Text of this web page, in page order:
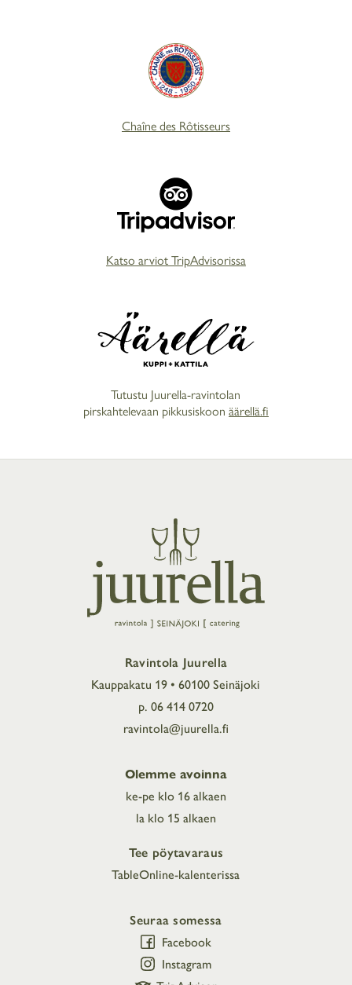
Chaîne des Rôtisseurs
Katso arviot TripAdvisorissa
Tutustu Juurella-ravintolan
pirskahtelevaan pikkusiskoon äärellä.fi
Ravintola Juurella
Kauppakatu 19 • 60100 Seinäjoki
p. 06 414 0720
ravintola@juurella.fi
Olemme avoinna
ke-pe klo 16 alkaen
la klo 15 alkaen
Tee pöytavaraus
TableOnline-kalenterissa
Seuraa somessa
Facebook
Instagram